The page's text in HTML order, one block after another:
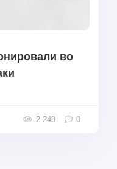
во
2 249 0